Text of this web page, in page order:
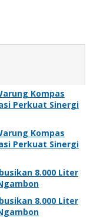
Kompas
Perkuat Sinergi
Kompas
Perkuat Sinergi
8.000 Liter
8.000 Liter